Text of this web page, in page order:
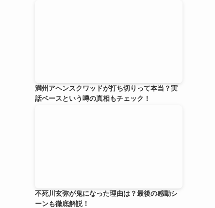
満州アヘンスクワッドが打ち切りって本当？実
話ベースという噂の真相もチェック！
不死川玄弥が鬼になった理由は？最後の感動シ
ーンも徹底解説！